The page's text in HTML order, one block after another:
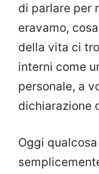
di parlare per
eravamo,
della vita ci
interni come
personale, a
dichiarazione
Oggi